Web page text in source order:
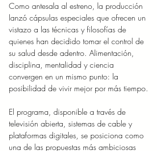
Como antesala al estreno, la producción
lanzó cápsulas especiales que ofrecen un
vistazo a las técnicas y filosofías de
quienes han decidido tomar el control de
su salud desde adentro. Alimentación,
disciplina, mentalidad y ciencia
convergen en un mismo punto: la
posibilidad de vivir mejor por más tiempo.
El programa, disponible a través de
televisión abierta, sistemas de cable y
plataformas digitales, se posiciona como
una de las propuestas más ambiciosas